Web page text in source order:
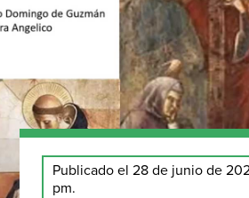
Publicado el 28 de junio de
pm.